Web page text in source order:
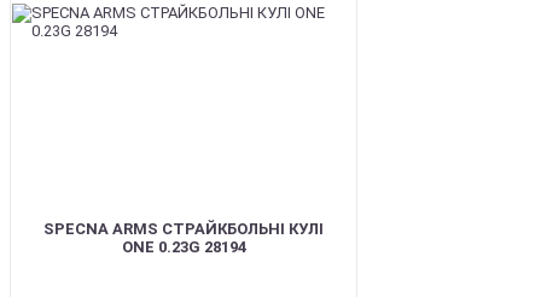
SPECNA ARMS СТРАЙКБОЛЬНІ КУЛІ
ONE 0.23G 28194